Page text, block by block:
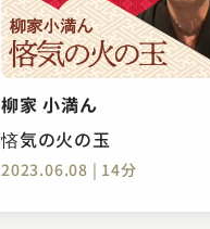
柳家 小満ん
悋気の火の玉
2023.06.08 | 14分